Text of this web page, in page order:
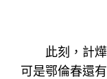
此刻，計燁
可是鄂倫春還